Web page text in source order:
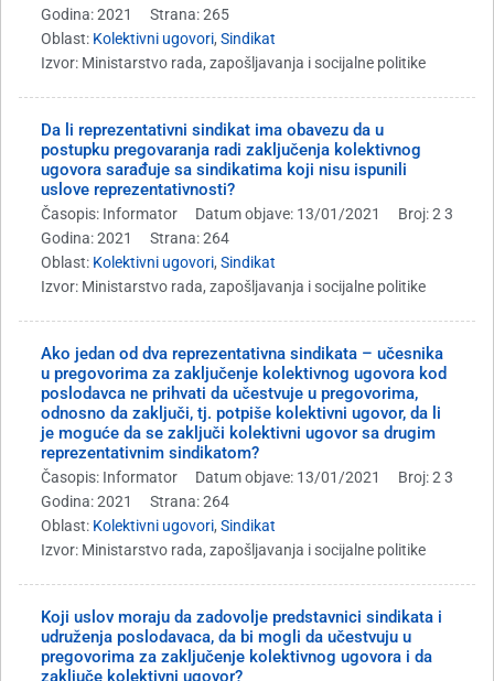
Godina: 2021
Strana: 265
Oblast: Kolektivni ugovori, Sindikat
Izvor: Ministarstvo rada, zapošljavanja i socijalne politike
Da li reprezentativni sindikat ima obavezu da u
postupku pregovaranja radi zaključenja kolektivnog
ugovora sarađuje sa sindikatima koji nisu ispunili
uslove reprezentativnosti?
Časopis: Informator Datum objave: 13/01/2021
Broj: 2 3
Godina: 2021
Strana: 264
Oblast: Kolektivni ugovori, Sindikat
Izvor: Ministarstvo rada, zapošljavanja i socijalne politike
Ako jedan od dva reprezentativna sindikata – učesnika
u pregovorima za zaključenje kolektivnog ugovora kod
poslodavca ne prihvati da učestvuje u pregovorima,
odnosno da zaključi, tj. potpiše kolektivni ugovor, da li
je moguće da se zaključi kolektivni ugovor sa drugim
reprezentativnim sindikatom?
Časopis: Informator Datum objave: 13/01/2021
Broj: 2 3
Godina: 2021
Strana: 264
Oblast: Kolektivni ugovori, Sindikat
Izvor: Ministarstvo rada, zapošljavanja i socijalne politike
Koji uslov moraju da zadovolje predstavnici sindikata i
udruženja poslodavaca, da bi mogli da učestvuju u
pregovorima za zaključenje kolektivnog ugovora i da
zaključe kolektivni ugovor?